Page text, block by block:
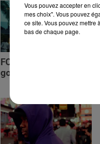
FOLA & Victony -
golibe
Vous pouvez accepter en
mes choix". Vous pouvez
ce site. Vous pouvez mettre
bas de chaque page.